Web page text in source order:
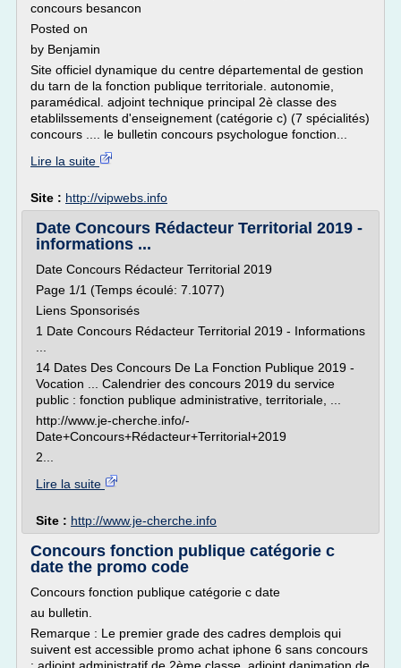
concours besancon
Posted on
by Benjamin
Site officiel dynamique du centre départemental de gestion
du tarn de la fonction publique territoriale. autonomie,
paramédical. adjoint technique principal 2è classe des
etablilssements d'enseignement (catégorie c) (7 spécialités)
concours .... le bulletin concours psychologue fonction...
Lire la suite
Site : http://vipwebs.info
Date Concours Rédacteur Territorial 2019 -
informations ...
Date Concours Rédacteur Territorial 2019
Page 1/1 (Temps écoulé: 7.1077)
Liens Sponsorisés
1 Date Concours Rédacteur Territorial 2019 - Informations
14 Dates Des Concours De La Fonction Publique 2019 -
Vocation ... Calendrier des concours 2019 du service
public : fonction publique administrative, territoriale, ...
http://www.je-cherche.info/-
Date+Concours+Rédacteur+Territorial+2019
2...
Lire la suite
Site : http://www.je-cherche.info
Concours fonction publique catégorie c
date the promo code
Concours fonction publique catégorie c date
au bulletin.
Remarque : Le premier grade des cadres demplois qui
suivent est accessible promo achat iphone 6 sans concours